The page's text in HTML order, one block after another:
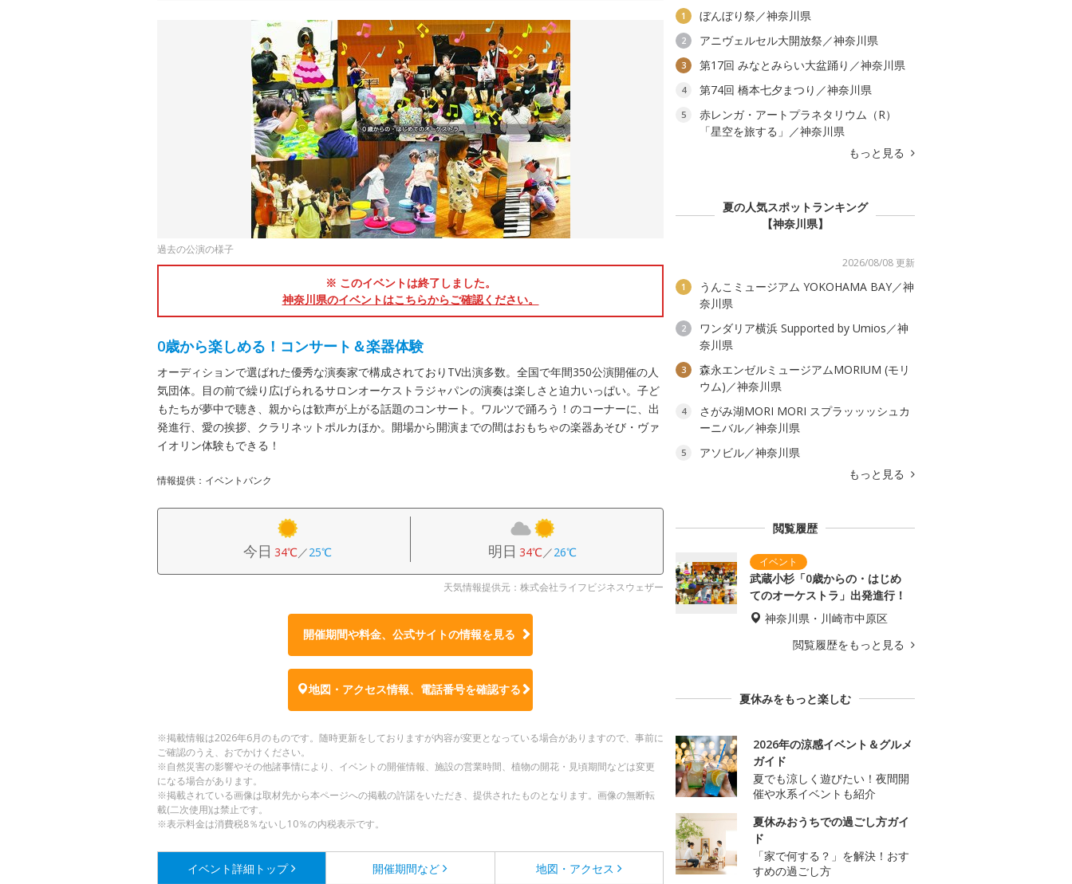
過去の公演の様子
※ このイベントは終了しました。
神奈川県のイベントはこちらからご確認ください。
0歳から楽しめる！コンサート＆楽器体験
オーディションで選ばれた優秀な演奏家で構成されておりTV出演多数。全国で年間350公演開催の人
気団体。目の前で繰り広げられるサロンオーケストラジャパンの演奏は楽しさと迫力いっぱい。子ど
もたちが夢中で聴き、親からは歓声が上がる話題のコンサート。ワルツで踊ろう！のコーナーに、出
発進行、愛の挨拶、クラリネットポルカほか。開場から開演までの間はおもちゃの楽器あそび・ヴァ
イオリン体験もできる！
情報提供：イベントバンク
今日 34℃／25℃ 明日 34℃／26℃
天気情報提供元：株式会社ライフビジネスウェザー
開催期間や料金、公式サイトの情報を見る
地図・アクセス情報、電話番号を確認する
※掲載情報は2026年6月のものです。随時更新をしておりますが内容が変更となっている場合がありますので、事前に
ご確認のうえ、おでかけください。
※自然災害の影響やその他諸事情により、イベントの開催情報、施設の営業時間、植物の開花・見頃期間などは変更
になる場合があります。
※掲載されている画像は取材先から本ページへの掲載の許諾をいただき、提供されたものとなります。画像の無断転
載(二次使用)は禁止です。
※表示料金は消費税8％ないし10％の内税表示です。
イベント詳細 トップ 開催期間など 地図・アクセス
1 ぼんぼり祭／神奈川県
2 アニヴェルセル大開放祭／神奈川県
3 第17回 みなとみらい大盆踊り／神奈川県
4 第74回 橋本七夕まつり／神奈川県
5
赤レンガ・アートプラネタリウム（R）
「星空を旅する」／神奈川県
もっと見る
夏の人気スポットランキング
【神奈川県】
2026/08/08 更新
1
うんこミュージアム YOKOHAMA BAY／神
奈川県
2
ワンダリア横浜 Supported by Umios／神
奈川県
3
森永エンゼルミュージアムMORIUM (モリ
ウム)／神奈川県
4
さがみ湖MORI MORI スプラッッッシュカ
ーニバル／神奈川県
5
アソビル／神奈川県
もっと見る
閲覧履歴
武蔵小杉「0歳からの・はじめ
てのオーケストラ」出発進行！
神奈川県・川崎市中原区
閲覧履歴をもっと見る
夏休みをもっと楽しむ
2026年の涼感イベント＆グルメ
ガイド
夏でも涼しく遊びたい！夜間開
催や水系イベントも紹介
夏休みおうちでの過ごし方ガイ
ド
「家で何する？」を解決！おす
すめの過ごし方